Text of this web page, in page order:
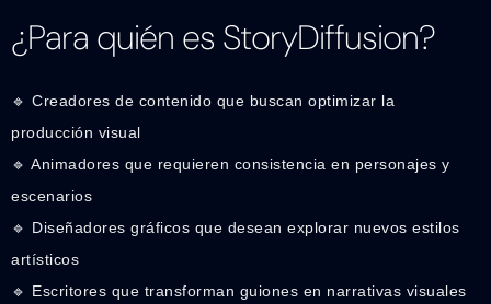
¿Para quién es StoryDiffusion?
🔹 Creadores de contenido que buscan optimizar la
producción visual
🔹 Animadores que requieren consistencia en personajes y
escenarios
🔹 Diseñadores gráficos que desean explorar nuevos estilos
artísticos
🔹 Escritores que transforman guiones en narrativas visuales